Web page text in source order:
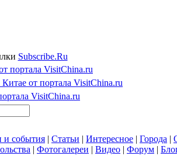
Subscribe.Ru
портала VisitChina.ru
от портала VisitChina.ru
VisitChina.ru
и события | Статьи | Интересное | Города |
| Фотогалереи | Видео | Форум |